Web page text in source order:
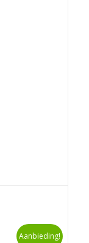
Aanbieding!